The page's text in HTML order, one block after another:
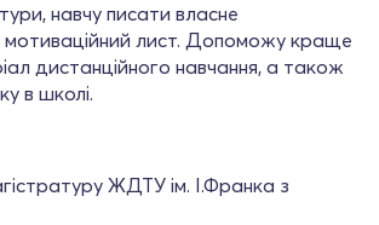
навчу писати власне
мотиваційний лист. Допоможу краще
дистанційного навчання, а також
в школі.
ЖДТУ ім. І.Франка з